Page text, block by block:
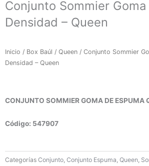
Conjunto Sommier
Densidad – Queen
Inicio / Box Baúl / Queen / Conjunto Sommier
Densidad – Queen
CONJUNTO SOMMIER GOMA DE ESPUMA
Código: 547907
Categorías Conjunto Conjunto Espuma Queen